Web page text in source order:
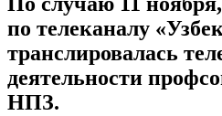
по телеканалу
транслировалась
деятельности
НПЗ.